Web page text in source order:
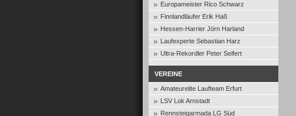
Europameister Rico Schwarz
Finnlandläufer Erik Haß
Hessen-Harrier Jörn Harland
Laufexperte Sebastian Harz
Ultra-Rekordler Peter Seifert
VEREINE
Amateurelite Laufteam Erfurt
LSV Lok Arnstadt
Rennsteigarmada LG Süd